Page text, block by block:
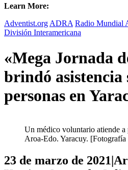
Learn More:
Adventist.org ADRA Radio Mundial
División Interamericana
«Mega Jornada
brindó asistencia
personas en
Un médico voluntario atiende a
Aroa-Edo. Yaracuy.
23 de marzo de